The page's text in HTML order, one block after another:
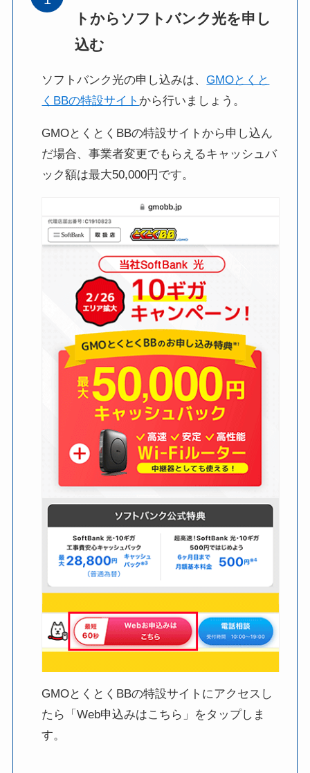
トからソフトバンク光を申し
込む
ソフトバンク光の申し込みは、GMOとくと
くBBの特設サイト から行いましょう。
GMOとくとくBBの特設サイトから申し込ん
だ場合、事業者変更でもらえるキャッシュバ
ック額は最大50,000円です。
GMOとくとくBBの特設サイトにアクセスし
たら「Web申込みはこちら」をタップしま
す。